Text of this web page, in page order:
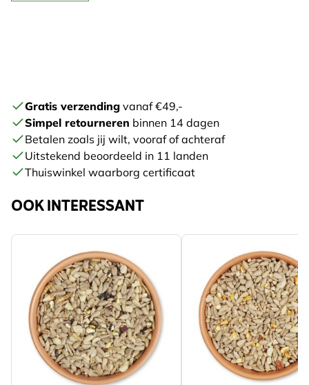
Gratis verzending vanaf €49,-
Simpel retourneren binnen 14 dagen
Betalen zoals jij wilt, vooraf of achteraf
Uitstekend beoordeeld in 11 landen
Thuiswinkel waarborg certificaat
OOK INTERESSANT